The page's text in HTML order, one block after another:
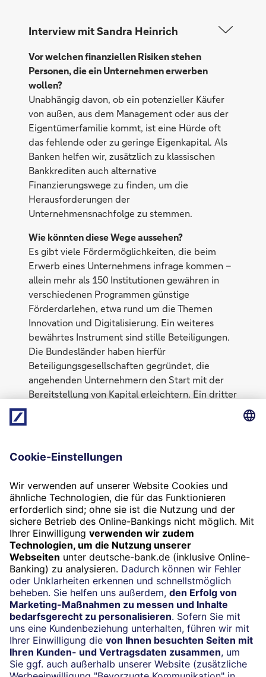
Interview mit Sandra Heinrich
Vor welchen finanziellen Risiken stehen
Personen, die ein Unternehmen erwerben
wollen?
Unabhängig davon, ob ein potenzieller Käufer
von außen, aus dem Management oder aus der
Eigentümerfamilie kommt, ist eine Hürde oft
das fehlende oder zu geringe Eigenkapital. Als
Banken helfen wir, zusätzlich zu klassischen
Bankkrediten auch alternative
Finanzierungswege zu finden, um die
Herausforderungen der
Unternehmensnachfolge zu stemmen.
Wie könnten diese Wege aussehen?
Es gibt viele Fördermöglichkeiten, die beim
Erwerb eines Unternehmens infrage kommen –
allein mehr als 150 Institutionen gewähren in
verschiedenen Programmen günstige
Förderdarlehen, etwa rund um die Themen
Innovation und Digitalisierung. Ein weiteres
bewährtes Instrument sind stille Beteiligungen.
Die Bundesländer haben hierfür
Beteiligungsgesellschaften gegründet, die
angehenden Unternehmern den Start mit der
Bereitstellung von Kapital erleichtern. Ein dritter
sogenannte Earn-out-Klausel im Kaufvertrag:
Der Käufer bezahlt bei der Übernahme einen
Teil des Kaufpreises – und einen weiteren Teil
erfolgsabhängig zu einem späteren Zeitpunkt.
Welche Herausforderungen warten außerdem
auf den Übernahmewilligen?
Eine Schwierigkeit ist häufig, die wirtschaftliche
Lage des Unternehmens richtig einzuschätzen.
Bei einem Share Deal zum Beispiel übernimmt
der Käufer auch alle Verbindlichkeiten des
Unternehmens. Wir raten deshalb immer zu
einer gründlichen und unvoreingenommenen
Due Diligence, also der genauen Prüfung der
Unternehmenszahlen, des Geschäftsmodells
sowie der rechtlichen und vertraglichen
Konstellationen. Und wir raten zu einem sehr